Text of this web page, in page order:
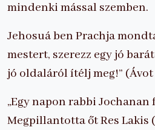
mindenki mással szemben.
Jehosuá ben Prachja
mestert, szerezz egy jó
jó oldaláról ítélj meg!” (Ávot
„Egy napon rabbi
Megpillantotta őt Res Lakis